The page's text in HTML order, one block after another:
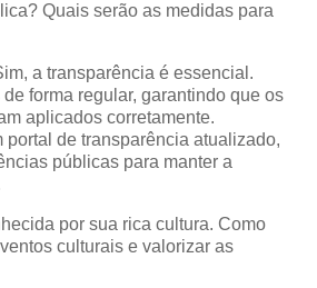
Quais serão as medidas para
a transparência é essencial.
forma regular, garantindo que os
aplicados corretamente.
portal de transparência atualizado,
públicas para manter a
por sua rica cultura. Como
culturais e valorizar as